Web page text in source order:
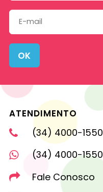
OK
ATENDIMENTO
(34) 4000-1550
(34) 4000-1550
Fale Conosco